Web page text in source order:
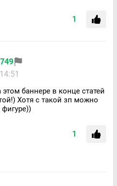
1
баннере в конце статей
Хотя с такой зп можно
1